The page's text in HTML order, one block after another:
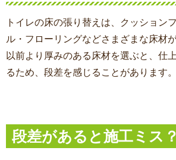
トイレの床の張り替え は、クッション
ル・フローリングなどさまざまな床材
以前より厚みのある床材を選ぶと、仕
るため、段差を感じることがあります。
段差があると施工ミス？